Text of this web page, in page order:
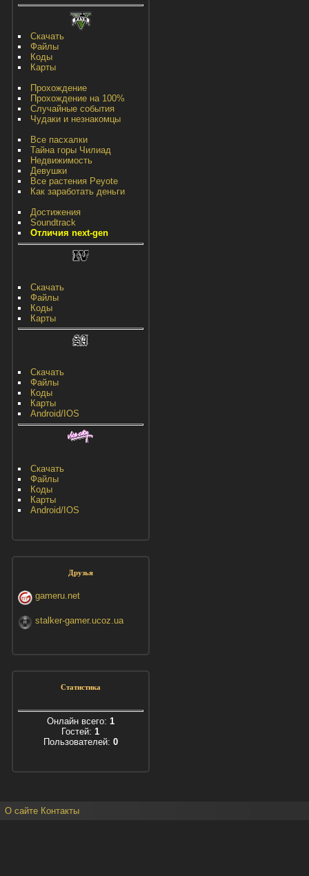
Скачать
Файлы
Коды
Карты
Прохождение
Прохождение на 100%
Случайные события
Чудаки и незнакомцы
Все пасхалки
Тайна горы Чилиад
Недвижимость
Девушки
Все растения Peyote
Как заработать деньги
Достижения
Soundtrack
Отличия next-gen
Скачать
Файлы
Коды
Карты
Скачать
Файлы
Коды
Карты
Android/IOS
Скачать
Файлы
Коды
Карты
Android/IOS
Друзья
gameru.net
stalker-gamer.ucoz.ua
Статистика
Онлайн всего: 1
Гостей: 1
Пользователей: 0
О сайте Контакты